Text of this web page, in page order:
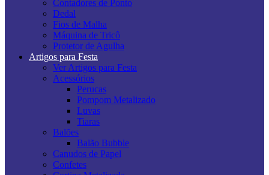
Contadores de Ponto
Dedal
Fios de Malha
Máquina de Tricô
Protetor de Agulha
Artigos para Festa
Ver Artigos para Festa
Acessórios
Perucas
Pompom Metalizado
Luvas
Tiaras
Balões
Balão Bubble
Canudos de Papel
Confetes